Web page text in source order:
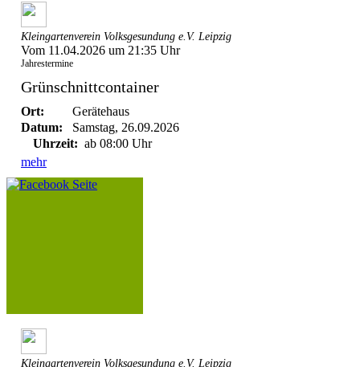
Kleingartenverein Volksgesundung e.V. Leipzig
Vom 11.04.2026 um 21:35 Uhr
Jahrestermine
Grünschnittcontainer
Ort:
Gerätehaus
Datum:
Samstag, 26.09.2026
Uhrzeit: ab 08:00 Uhr
mehr
Kleingartenverein Volksgesundung e.V. Leipzig